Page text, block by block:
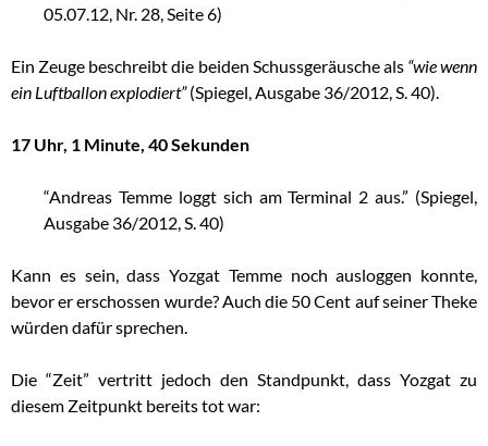
05.07.12, Nr. 28, Seite 6)
Ein Zeuge beschreibt die beiden Schussgeräusche als “wie wenn
ein Luftballon explodiert”(Spiegel, Ausgabe 36/2012, S. 40).
17 Uhr, 1 Minute, 40 Sekunden
“Andreas Temme loggt sich am Terminal 2 aus.” (Spiegel,
Ausgabe 36/2012, S. 40)
Kann es sein, dass Yozgat Temme noch ausloggen konnte,
bevor er erschossen wurde? Auch die 50 Cent auf seiner Theke
würden dafür sprechen.
Die “Zeit” vertritt jedoch den Standpunkt, dass Yozgat zu
diesem Zeitpunkt bereits tot war: